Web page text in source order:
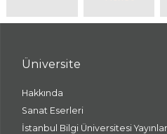
Üniversite
Hakkında
Sanat Eserleri
İstanbul Bilgi Üniversitesi